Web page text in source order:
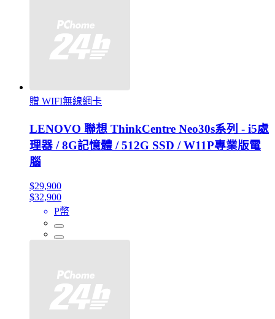
贈 WIFI無線網卡
LENOVO 聯想 ThinkCentre Neo30s系列 - i5處
理器 / 8G記憶體 / 512G SSD / W11P專業版電
腦
$29,900
$32,900
P幣